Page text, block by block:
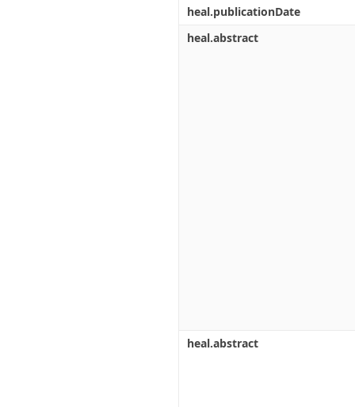
heal.publicationDate
heal.abstract
heal.abstract